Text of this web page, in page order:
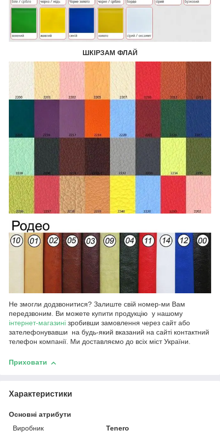
ШКІРЗАМ ФЛАЙ
Не змогли додзвонитися? Залиште свій номер-ми Вам
передзвоним. Ви можете купити продукцію у нашому
інтернет-магазині зробивши замовлення через сайт або
зателефонувавши на будь-який вказаний на сайті контактний
телефон компанії. Ми доставляємо до всіх міст України.
Приховати
Характеристики
Основні атрибути
Виробник
Tenero